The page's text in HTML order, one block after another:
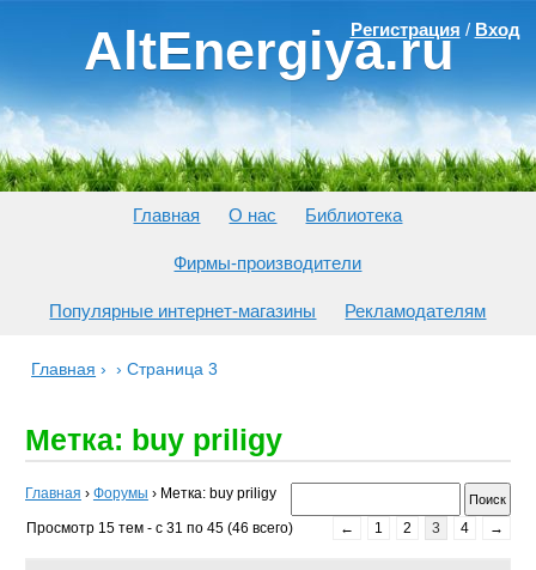
AltEnergiya.ru
Регистрация / Вход
Главная О нас Библиотека
Фирмы-производители
Популярные интернет-магазины Рекламодателям
Главная › › Страница 3
Метка: buy priligy
Главная › Форумы › Метка: buy priligy
Просмотр 15 тем - с 31 по 45 (46 всего) ← 1 2 3 4 →